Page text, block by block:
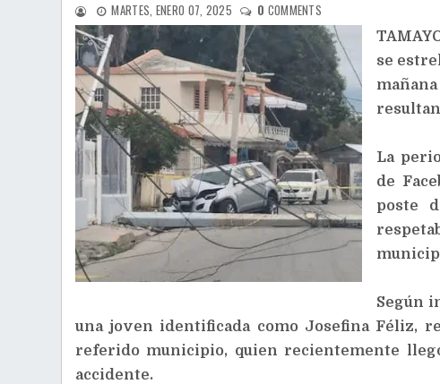
MARTES, ENERO 07, 2025 0 COMMENTS
se
La
de
poste
Según
una joven identificada como Josefina Féliz,
referido municipio, quien recientemente
accidente.